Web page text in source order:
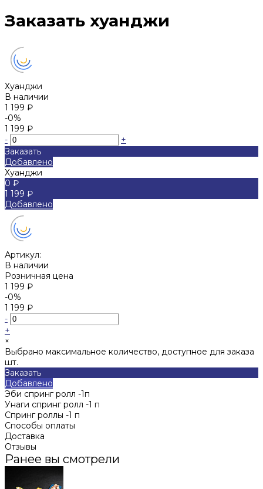
Заказать хуанджи
Хуанджи
В наличии
1 199 ₽
-0%
1 199 ₽
-
+
Заказать
Добавлено
Хуанджи
0 ₽
1 199 ₽
Добавлено
Артикул:
В наличии
Розничная цена
1 199 ₽
-0%
1 199 ₽
-
+
×
Выбрано максимальное количество, доступное для заказа
шт.
Заказать
Добавлено
Эби спринг ролл -1п
Унаги спринг ролл -1 п
Спринг роллы -1 п
Способы оплаты
Доставка
Отзывы
Ранее вы смотрели